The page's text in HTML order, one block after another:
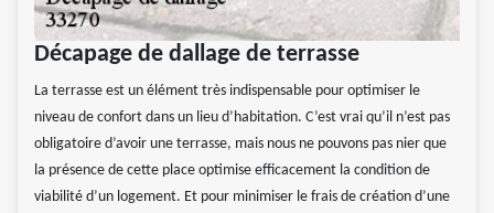
Décapage de dallage de terrasse
La terrasse est un élément très indispensable pour optimiser le
niveau de confort dans un lieu d’habitation. C’est vrai qu’il n’est pas
obligatoire d’avoir une terrasse, mais nous ne pouvons pas nier que
la présence de cette place optimise efficacement la condition de
viabilité d’un logement. Et pour minimiser le frais de création d’une